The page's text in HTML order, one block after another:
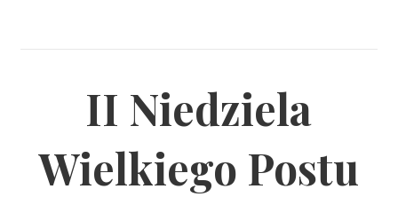
II Niedziela
Wielkiego Postu